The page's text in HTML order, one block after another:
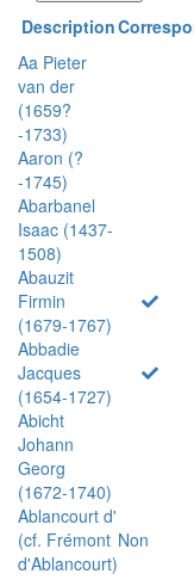
Description
Aa Pieter
van der
(1659?
-1733)
Aaron (?
-1745)
Abarbanel
Isaac (1437-
1508)
Abauzit
Firmin
(1679-1767)
Abbadie
Jacques
(1654-1727)
Abicht
Johann
Georg
(1672-1740)
Ablancourt d'
(cf. Frémont
d'Ablancourt)
Non